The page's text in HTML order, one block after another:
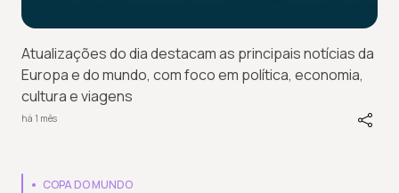
Atualizações do dia destacam as principais notícias da
Europa e do mundo, com foco em política, economia,
cultura e viagens
há 1 mês
COPA DO MUNDO